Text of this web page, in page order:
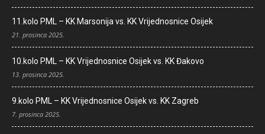
11.kolo PML – KK Marsonija vs. KK Vrijednosnice Osijek
21. prosinca 2025.
10.kolo PML – KK Vrijednosnice Osijek vs. KK Đakovo
13. prosinca 2025.
9.kolo PML – KK Vrijednosnice Osijek vs. KK Zagreb
7. prosinca 2025.